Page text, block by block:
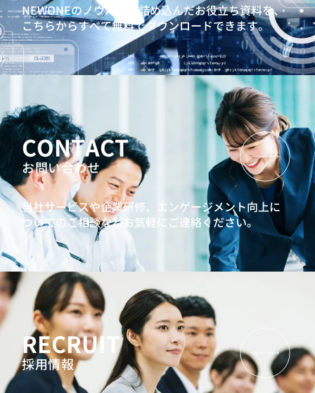
NEWONEのノウハウを詰め込んだお役立ち資料を、
こちらからすべて無料でダウンロードできます。
CONTACT
お問い合わせ
当社サービスや企業研修、エンゲージメント向上に
ついてのご相談などお気軽にご連絡ください。
RECRUIT
採用情報